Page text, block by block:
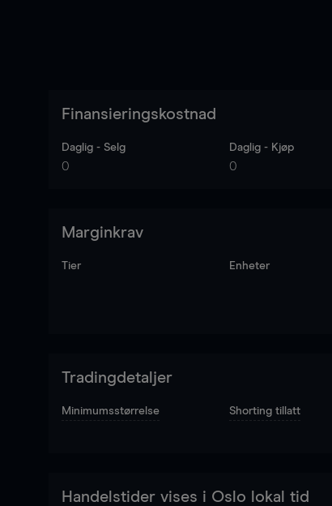
Finansieringskostnad
Daglig - Selg
0
Daglig - Kjøp
0
Marginkrav
Tier Enheter
Tradingdetaljer
Minimumsstørrelse Shorting tillatt
Handelstider vises i Oslo lokal tid